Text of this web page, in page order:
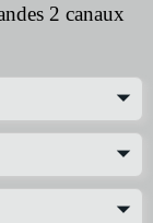
2 canaux